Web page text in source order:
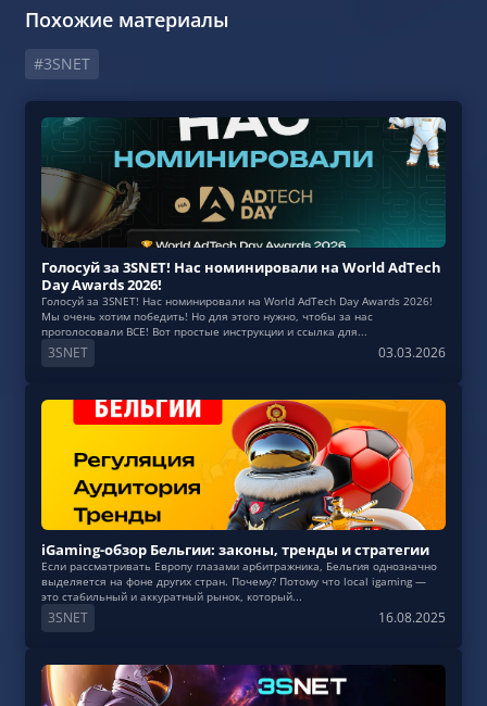
Похожие материалы
#3SNET
Голосуй за 3SNET! Нас номинировали на World AdTech
Day Awards 2026!
Голосуй за 3SNET! Нас номинировали на World AdTech Day Awards 2026!
Мы очень хотим победить! Но для этого нужно, чтобы за нас
проголосовали ВСЕ! Вот простые инструкции и ссылка для...
3SNET 03.03.2026
iGaming-обзор Бельгии: законы, тренды и стратегии
Если рассматривать Европу глазами арбитражника, Бельгия однозначно
выделяется на фоне других стран. Почему? Потому что local igaming —
это стабильный и аккуратный рынок, который...
3SNET 16.08.2025